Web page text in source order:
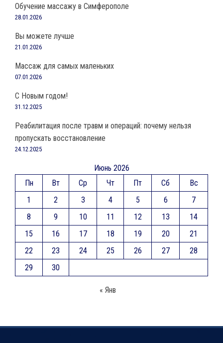
Обучение массажу в Симферополе
28.01.2026
Вы можете лучше
21.01.2026
Массаж для самых маленьких
07.01.2026
С Новым годом!
31.12.2025
Реабилитация после травм и операций: почему нельзя
пропускать восстановление
24.12.2025
Июнь 2026
Пн
Вт Ср Чт Пт Сб
Вс
1
2 3 4 5 6
7
8
9 10 11 12 13
14
15
16 17 18 19 20
21
22
23 24 25 26 27
28
29
30
« Янв